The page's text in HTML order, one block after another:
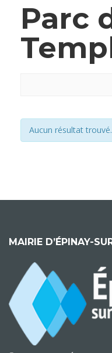
Parc
Aucun résultat trouvé.
MAIRIE D’ÉPINAY-